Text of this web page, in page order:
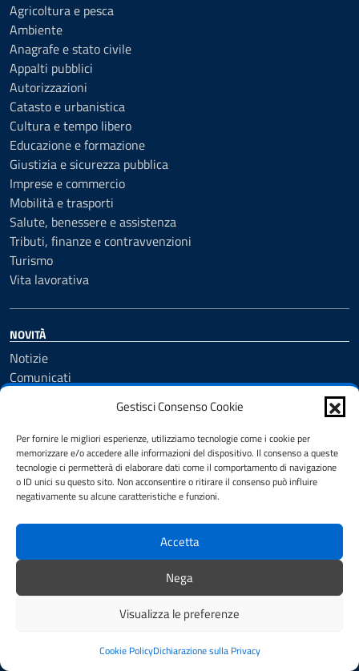
Gestisci Consenso Cookie
Per fornire le migliori esperienze, utilizziamo tecnologie come i cookie per
memorizzare e/o accedere alle informazioni del dispositivo. Il consenso a queste
tecnologie ci permetterà di elaborare dati come il comportamento di navigazione
o ID unici su questo sito. Non acconsentire o ritirare il consenso può influire
negativamente su alcune caratteristiche e funzioni.
Accetta
Nega
Visualizza le preferenze
Cookie PolicyDichiarazione sulla Privacy
Agricoltura e pesca
Ambiente
Anagrafe e stato civile
Appalti pubblici
Autorizzazioni
Catasto e urbanistica
Cultura e tempo libero
Educazione e formazione
Giustizia e sicurezza pubblica
Imprese e commercio
Mobilità e trasporti
Salute, benessere e assistenza
Tributi, finanze e contravvenzioni
Turismo
Vita lavorativa
NOVITÀ
Notizie
Comunicati
VIVERE IL COMUNE
Luoghi
Eventi
CONTATTI
Comune di Setteville
Piazza G. Marconi, 1 - Quero, 32038 Setteville (BL)